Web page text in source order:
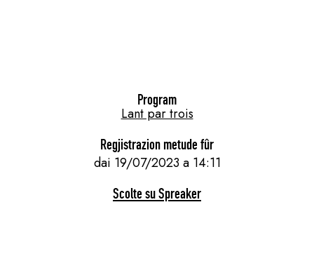
Program
Lant par trois
Regjistrazion metude fûr
dai 19/07/2023 a 14:11
Scolte su Spreaker